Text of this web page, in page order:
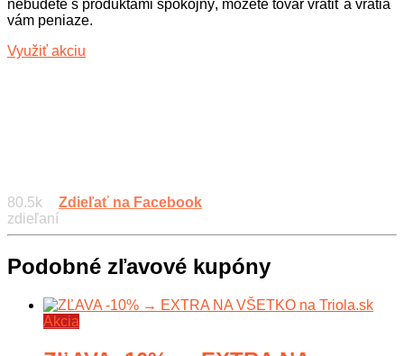
nebudete s produktami spokojný, môžete tovar vrátiť a vrátia
vám peniaze.
Využiť akciu
80.5k
zdieľaní
Zdieľať na Facebook
Podobné zľavové kupóny
Akcia